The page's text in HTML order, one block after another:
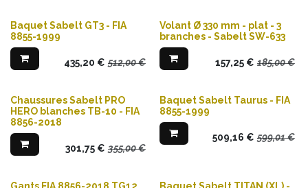
Baquet Sabelt GT3 - FIA
8855-1999
435,20 € 512,00€
Volant Ø 330 mm - plat - 3
branches - Sabelt SW-633
157,25€ 185,00€
Chaussures Sabelt PRO
HERO blanches TB-10 - FIA
8856-2018
301,75€ 355,00€
Baquet Sabelt Taurus - FIA
8855-1999
509,16 € 599,01€